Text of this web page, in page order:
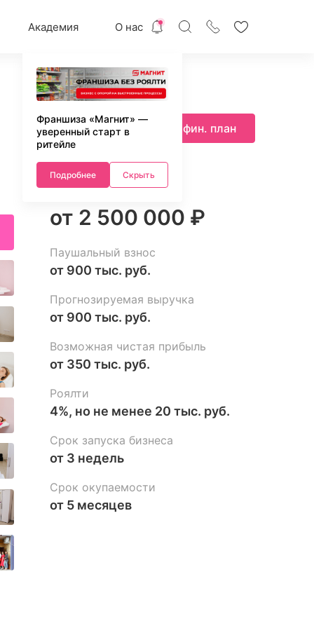
Академия О нас
Франшиза «Магнит» —
уверенный старт в
ритейле
Подробнее Скрыть
Запросить фин. план
от 2 500 000 ₽
Паушальный взнос
от 900 тыс. руб.
Прогнозируемая выручка
от 900 тыс. руб.
Возможная чистая прибыль
от 350 тыс. руб.
Роялти
4%, но не менее 20 тыс. руб.
Срок запуска бизнеса
от 3 недель
Срок окупаемости
от 5 месяцев